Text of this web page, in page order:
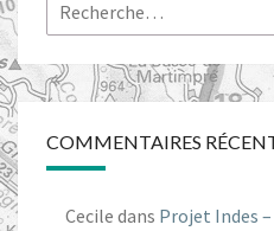
COMMENTAIRES
Cecile dans Projet Indes